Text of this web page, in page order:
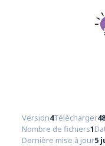
Version4Télécharger
Nombre de fichiers1
Dernière mise à jour5